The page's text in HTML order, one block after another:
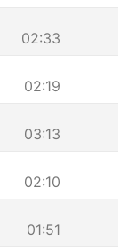
02:33
02:19
03:13
02:10
01:51